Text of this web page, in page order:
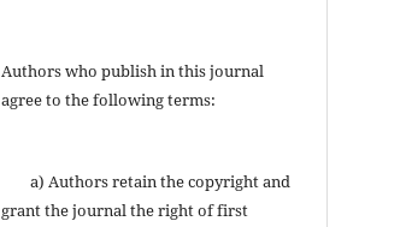
Authors who publish in this journal
agree to the following terms:
a) Authors retain the copyright and
grant the journal the right of first